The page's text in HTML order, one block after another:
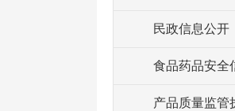
民政信息公开
食品药品安全
产品质量监管